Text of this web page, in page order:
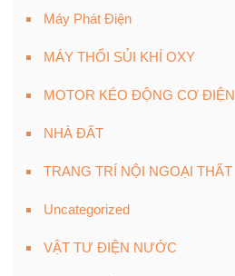
Máy Phát Điện
MÁY THỔI SỦI KHÍ OXY
MOTOR KÉO ĐỘNG CƠ ĐIỆN
NHÀ ĐẤT
TRANG TRÍ NỘI NGOẠI THẤT
Uncategorized
VẬT TƯ ĐIỆN NƯỚC